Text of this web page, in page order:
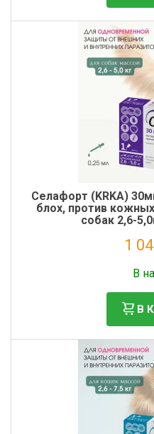
Cелафорт (KRKA)
блох, против
собак 2,6-
1
В
В